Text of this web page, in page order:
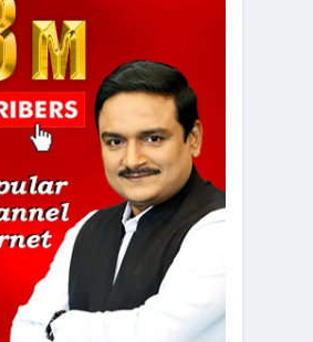
चुनाव से पहले लालू परिवार पर बड़ा
झटका, दिल्ली कोर्ट ने IRCTC
घोटाले में आरोप तय किए
SRN अस्पताल का नाम अमर
शहीद ठाकुर रोशन सिंह के नाम पर
करने की मांग तेज
अमर शहीद ठाकुर रोशन सिंह के
नाम पर स्वरूप रानी नेहरू
चिकित्सालय का नामकरण करने